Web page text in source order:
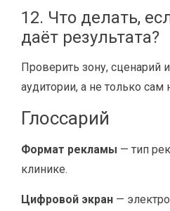
12. Что делать,
даёт результата?
Проверить зону, сценарий
аудитории, а не только сам
Глоссарий
Формат рекламы — тип
клинике.
Цифровой экран —